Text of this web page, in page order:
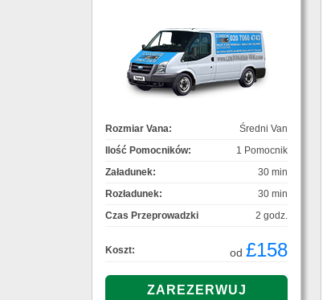
Rozmiar Vana:
Średni Van
Ilość Pomocników:
1 Pomocnik
Załadunek:
30 min
Rozładunek:
30 min
Czas Przeprowadzki
2 godz.
Koszt: od £158